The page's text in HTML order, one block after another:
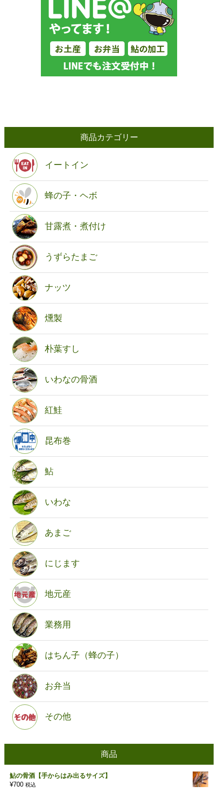
商品カテゴリー
イートイン
蜂の子・ヘボ
甘露煮・煮付け
うずらたまご
ナッツ
燻製
朴葉すし
いわなの骨酒
紅鮭
昆布巻
鮎
いわな
あまご
にじます
地元産
業務用
はちん子（蜂の子）
お弁当
その他
商品
鮎の骨酒【手からはみ出るサイズ】
¥700 税込